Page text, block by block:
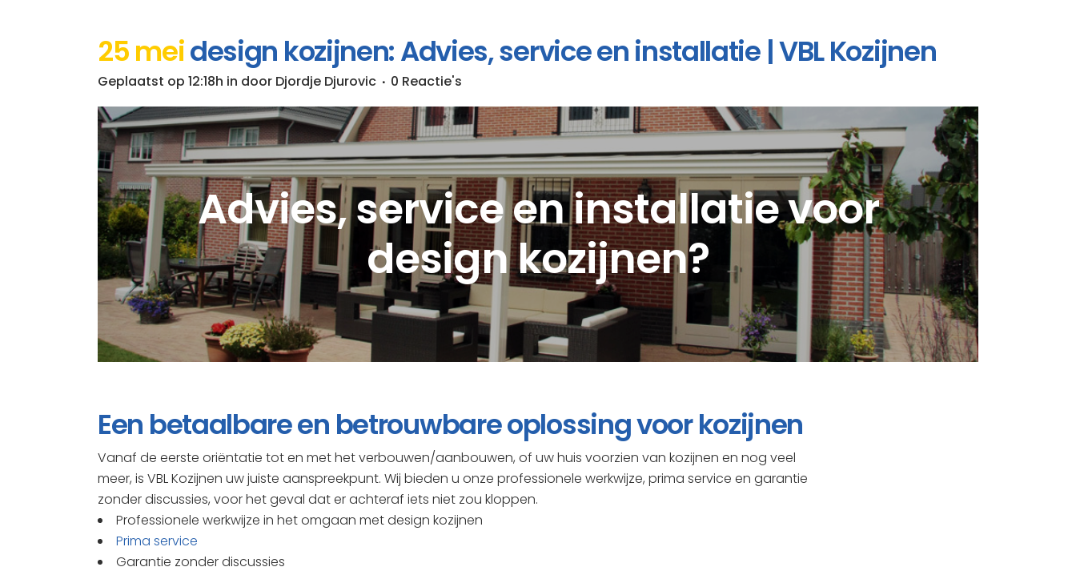
25 meidesign kozijnen: Advies, service en installatie | VBL Kozijnen
Geplaatst op 12:18h in door Djordje Djurovic 0 Reactie's
Advies, service en installatie voor
design kozijnen?
Een betaalbare en betrouwbare oplossing voor kozijnen
Vanaf de eerste oriëntatie tot en met het verbouwen/aanbouwen, of uw huis voorzien van kozijnen en nog veel
meer, is VBL Kozijnen uw juiste aanspreekpunt. Wij bieden u onze professionele werkwijze, prima service en garantie
zonder discussies, voor het geval dat er achteraf iets niet zou kloppen.
Professionele werkwijze in het omgaan met design kozijnen
Prima service
Garantie zonder discussies